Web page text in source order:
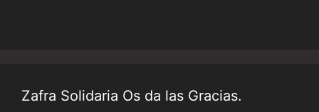
Zafra Solidaria Os da las Gracias.